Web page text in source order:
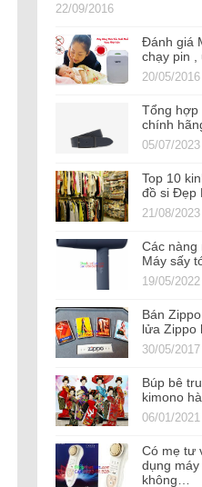
22/09/2016
Đánh giá
chạy pin
20/05/2016
Tổng hợp
chính
05/07/2023
Top 10
đồ si Đẹp
21/08/2023
Các nàng
Máy sấy
19/05/2022
Bán
lửa Zippo
30/05/2017
Búp bê
kimono
06/01/2021
Có mẹ tư
dụng
không…